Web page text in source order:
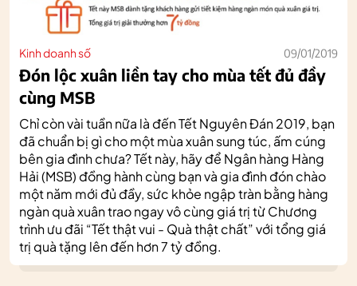
Kinh doanh số 09/01/2019
Đón lộc xuân liền tay cho mùa tết đủ đầy
cùng MSB
Chỉ còn vài tuần nữa là đến Tết Nguyên Đán 2019, bạn
đã chuẩn bị gì cho một mùa xuân sung túc, ấm cúng
bên gia đình chưa? Tết này, hãy để Ngân hàng Hàng
Hải (MSB) đồng hành cùng bạn và gia đình đón chào
một năm mới đủ đầy, sức khỏe ngập tràn bằng hàng
ngàn quà xuân trao ngay vô cùng giá trị từ Chương
trình ưu đãi “Tết thật vui - Quà thật chất” với tổng giá
trị quà tặng lên đến hơn 7 tỷ đồng.